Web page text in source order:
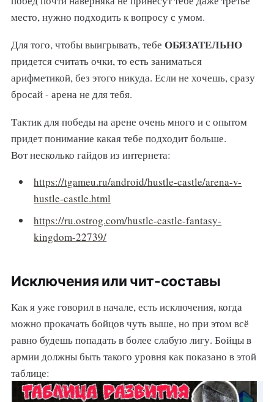
место, нужно подходить к вопросу с умом.
Для того, чтобы выигрывать, тебе ОБЯЗАТЕЛЬНО
придется считать очки, то есть заниматься
арифметикой, без этого никуда. Если не хочешь, сразу
бросай - арена не для тебя.
Тактик для победы на арене очень много и с опытом
придет понимание какая тебе подходит больше.
Вот несколько гайдов из интернета:
https://tgameu.ru/android/hustle-castle/arena-v-
hustle-castle.html
https://ru.ostrog.com/hustle-castle-fantasy-
kingdom-22739/
Исключения или чит-составы
Как я уже говорил в начале, есть исключения, когда
можно прокачать бойцов чуть выше, но при этом всё
равно будешь попадать в более слабую лигу. Бойцы в
армии должны быть такого уровня как показано в этой
таблице: